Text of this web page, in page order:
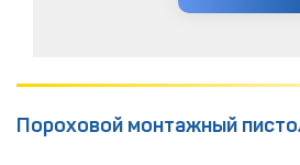
Пороховой монтажный